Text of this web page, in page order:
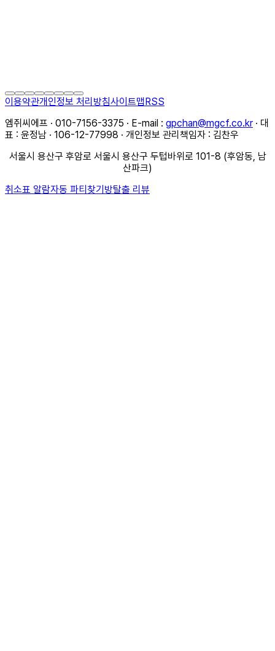
이용약관개인정보 처리방침사이트맵RSS
엠쥐씨에프 · 010-7156-3375 · E-mail : gpchan@mgcf.co.kr · 대
표 : 윤정남 · 106-12-77998 · 개인정보 관리책임자 : 김찬우
서울시 용산구 후암로 서울시 용산구 두텁바위로 101-8 (후암동, 남
산파크)
취소표 알람자동 파티찾기방탈출 리뷰